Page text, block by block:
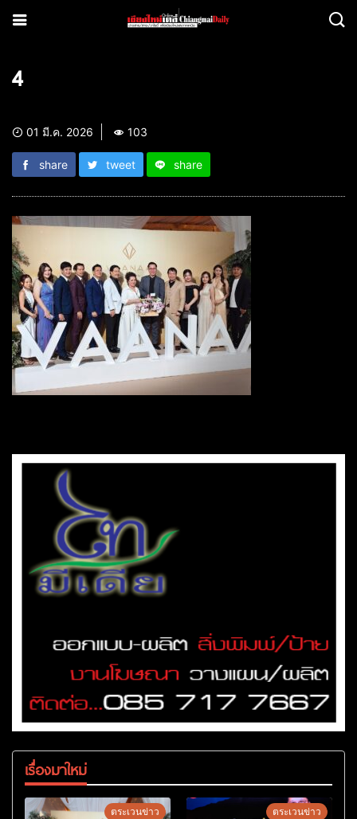
4
01 มี.ค. 2026 103
share tweet share
เรื่องมาใหม่
ตระเวนข่าว ตระเวนข่าว